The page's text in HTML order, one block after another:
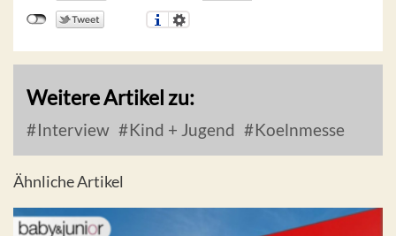
Weitere Artikel zu:
Interview Kind + Jugend Koelnmesse
Ähnliche Artikel